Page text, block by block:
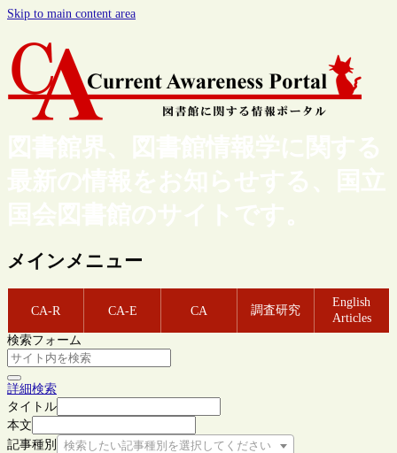
Skip to main content area
図書館界、図書館情報学に関する
最新の情報をお知らせする、国立
国会図書館のサイトです。
メインメニュー
CA-R CA-E CA 調査研究
English
Articles
検索フォーム
詳細検索
タイトル
本文
記事種別
検索したい記事種別を選択してください